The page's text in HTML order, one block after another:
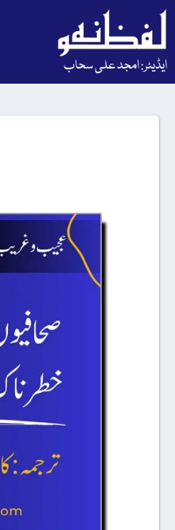
ایڈیٹر: امجد علی سحاب